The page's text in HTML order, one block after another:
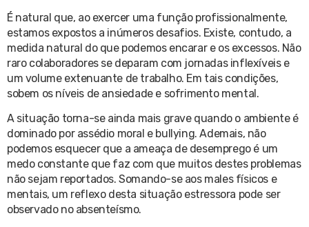
É natural que, ao exercer uma função profissionalmente,
estamos expostos a inúmeros desafios. Existe, contudo, a
medida natural do que podemos encarar e os excessos. Não
raro colaboradores se deparam com jornadas inflexíveis e
um volume extenuante de trabalho. Em tais condições,
sobem os níveis de ansiedade e sofrimento mental.
A situação torna-se ainda mais grave quando o ambiente é
dominado por assédio moral e bullying. Ademais, não
podemos esquecer que a ameaça de desemprego é um
medo constante que faz com que muitos destes problemas
não sejam reportados. Somando-se aos males físicos e
mentais, um reflexo desta situação estressora pode ser
observado no absenteísmo.